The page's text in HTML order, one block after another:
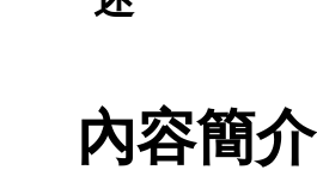
內容簡介